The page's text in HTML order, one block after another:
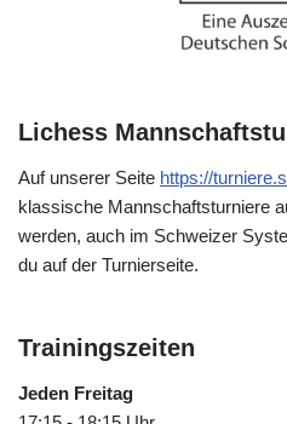
Lichess
Auf unserer Seite https://
klassische Mannschaftsturniere
werden, auch im Schweizer
du auf der Turnierseite.
Trainingszeiten
Jeden Freitag